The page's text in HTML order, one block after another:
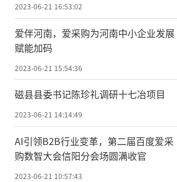
2023-06-21 16:53:02
爱伴河南，爱采购为河南中小企业发展
赋能加码
2023-06-21 15:54:36
磁县县委书记陈珍礼调研十七冶项目
2023-06-21 14:14:49
AI引领B2B行业变革，第二届百度爱采
购数智大会信阳分会场圆满收官
2023-06-21 10:57:43